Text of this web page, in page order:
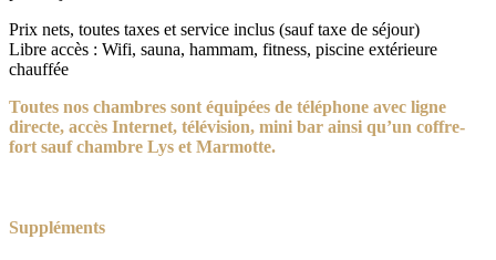
Prix nets, toutes taxes et service inclus (sauf taxe de séjour)
Libre accès : Wifi, sauna, hammam, fitness, piscine extérieure
chauffée
Toutes nos chambres sont équipées de téléphone avec ligne
directe, accès Internet, télévision, mini bar ainsi qu’un coffre-
fort sauf chambre Lys et Marmotte.
Suppléments